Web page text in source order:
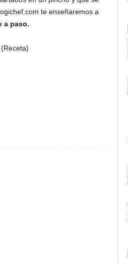
te enseñaremos a
a paso.